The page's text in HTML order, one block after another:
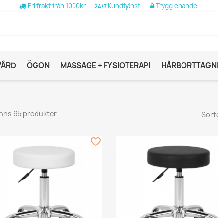
Fri frakt från 1000kr 24/7 Kundtjänst Trygg ehandel
ÖGON MASSAGE + FYSIOTERAPI
95 produkter
favorite_border